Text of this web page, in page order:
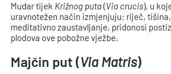
Mudar tijek Križnog puta(Via crucis), u
uravnotežen način izmjenjuju: riječ,
meditativno zaustavljanje, pridonosi
plodova ove pobožne vježbe.
Majčin put (Via Matris)